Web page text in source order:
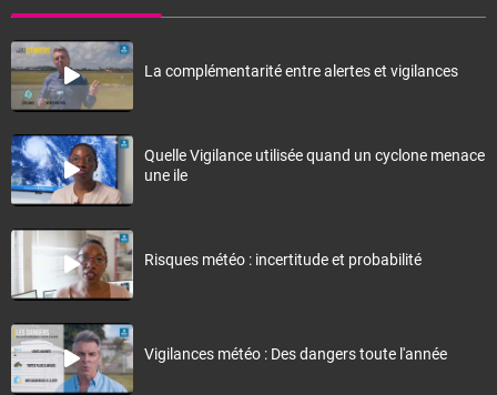
La complémentarité entre alertes et vigilances
Quelle Vigilance utilisée quand un cyclone menace
une ile
Risques météo : incertitude et probabilité
Vigilances météo : Des dangers toute l'année